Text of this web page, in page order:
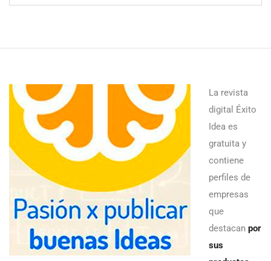
La revista
digital Éxito
Idea es
gratuita y
contiene
perfiles de
empresas
que
destacan por
sus